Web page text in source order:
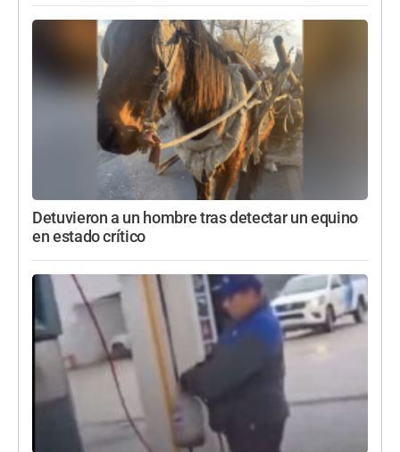
Detuvieron a un hombre tras detectar un equino
en estado crítico